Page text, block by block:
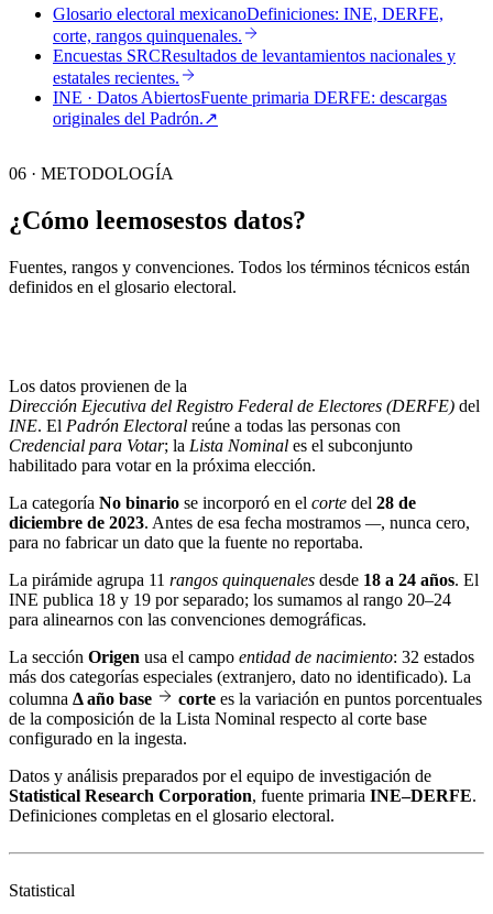
Glosario electoral mexicanoDefiniciones: INE, DERFE,
corte, rangos quinquenales.
Encuestas SRCResultados de levantamientos nacionales y
estatales recientes.
INE · Datos AbiertosFuente primaria DERFE: descargas
originales del Padrón.↗︎
06 · METODOLOGÍA
¿Cómo leemosestos datos?
Fuentes, rangos y convenciones. Todos los términos técnicos están
definidos en el glosario electoral.
Los datos provienen de la
Dirección Ejecutiva del Registro Federal de Electores (DERFE) del
INE. El Padrón Electoral reúne a todas las personas con
Credencial para Votar; la Lista Nominal es el subconjunto
habilitado para votar en la próxima elección.
La categoría No binario se incorporó en el corte del 28 de
diciembre de 2023. Antes de esa fecha mostramos —, nunca cero,
para no fabricar un dato que la fuente no reportaba.
La pirámide agrupa 11 rangos quinquenales desde 18 a 24 años. El
INE publica 18 y 19 por separado; los sumamos al rango 20–24
para alinearnos con las convenciones demográficas.
La sección Origen usa el campo entidad de nacimiento: 32 estados
más dos categorías especiales (extranjero, dato no identificado). La
columna Δ año base corte es la variación en puntos porcentuales
de la composición de la Lista Nominal respecto al corte base
configurado en la ingesta.
Datos y análisis preparados por el equipo de investigación de
Statistical Research Corporation, fuente primaria INE–DERFE.
Definiciones completas en el glosario electoral.
Statistical